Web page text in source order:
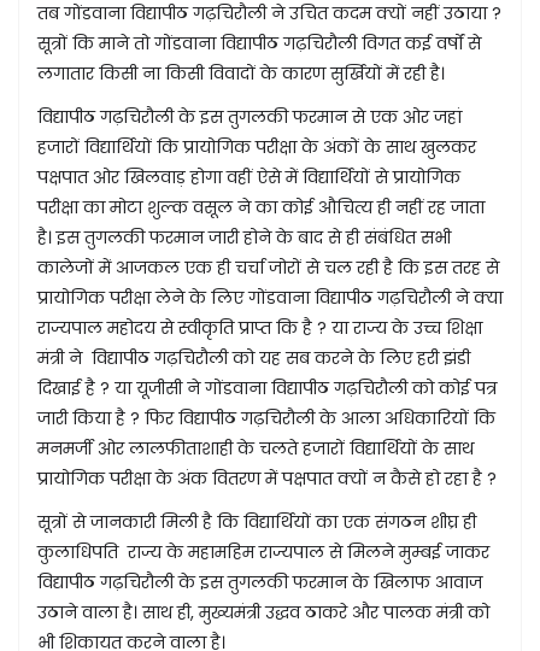
तब गोंडवाना विद्यापीठ गढ़चिरौली ने उचित कदम क्यों नहीं उठाया ?
सूत्रों कि माने तो गोंडवाना विद्यापीठ गढ़चिरौली विगत कई वर्षों से
लगातार किसी ना किसी विवादों के कारण सुर्खियों में रही है।
विद्यापीठ गढ़चिरौली के इस तुगलकी फरमान से एक ओर जहां
हजारों विद्यार्थियों कि प्रायोगिक परीक्षा के अंकों के साथ खुलकर
पक्षपात ओर खिलवाड़ होगा वहीं ऐसे में विद्यार्थियों से प्रायोगिक
परीक्षा का मोटा शुल्क वसूल ने का कोई औचित्य ही नहीं रह जाता
है। इस तुगलकी फरमान जारी होने के बाद से ही संबंधित सभी
कालेजों में आजकल एक ही चर्चा जोरों से चल रही है कि इस तरह से
प्रायोगिक परीक्षा लेने के लिए गोंडवाना विद्यापीठ गढ़चिरौली ने क्या
राज्यपाल महोदय से स्वीकृति प्राप्त कि है ? या राज्य के उच्च शिक्षा
मंत्री ने विद्यापीठ गढ़चिरौली को यह सब करने के लिए हरी झंडी
दिखाई है ? या यूजीसी ने गोंडवाना विद्यापीठ गढ़चिरौली को कोई पत्र
जारी किया है ? फिर विद्यापीठ गढ़चिरौली के आला अधिकारियों कि
मनमर्जी ओर लालफीताशाही के चलते हजारों विद्यार्थियों के साथ
प्रायोगिक परीक्षा के अंक वितरण में पक्षपात क्यों न कैसे हो रहा है ?
सूत्रों से जानकारी मिली है कि विद्यार्थियों का एक संगठन शीघ्र ही
कुलाधिपति राज्य के महामहिम राज्यपाल से मिलने मुम्बई जाकर
विद्यापीठ गढ़चिरौली के इस तुगलकी फरमान के खिलाफ आवाज
उठाने वाला है। साथ ही, मुख्यमंत्री उद्धव ठाकरे और पालक मंत्री को
भी शिकायत करने वाला है।